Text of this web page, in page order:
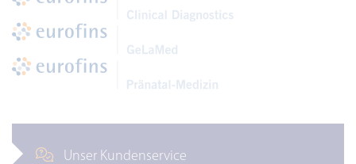
Unser Kundenservice